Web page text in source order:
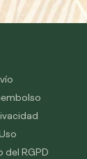
del RGPD